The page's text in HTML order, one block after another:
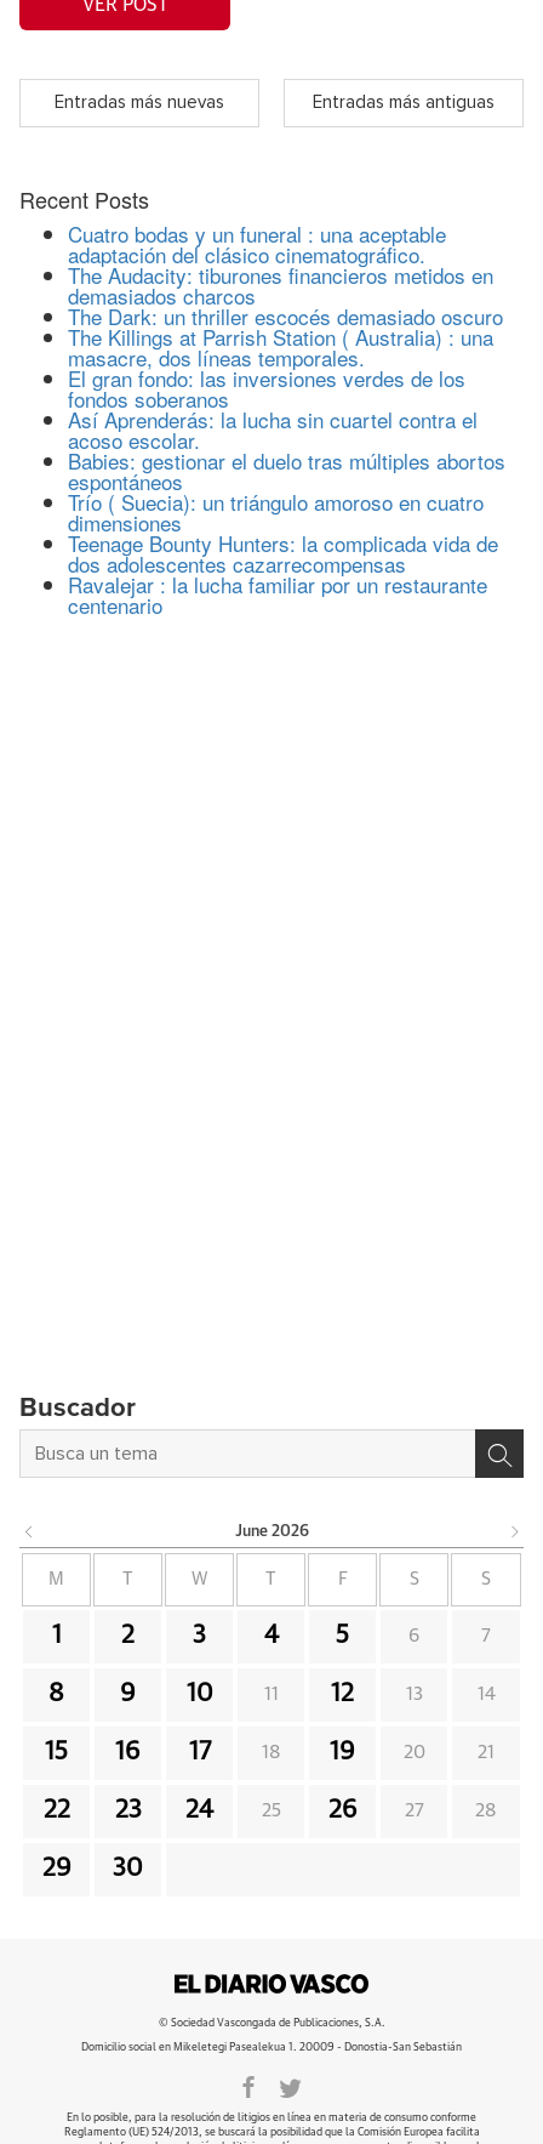
VER POST
Entradas más nuevas Entradas más antiguas
Recent Posts
Cuatro bodas y un funeral : una aceptable
adaptación del clásico cinematográfico.
The Audacity: tiburones financieros metidos en
demasiados charcos
The Dark: un thriller escocés demasiado oscuro
The Killings at Parrish Station ( Australia) : una
masacre, dos líneas temporales.
El gran fondo: las inversiones verdes de los
fondos soberanos
Así Aprenderás: la lucha sin cuartel contra el
acoso escolar.
Babies: gestionar el duelo tras múltiples abortos
espontáneos
Trío ( Suecia): un triángulo amoroso en cuatro
dimensiones
Teenage Bounty Hunters: la complicada vida de
dos adolescentes cazarrecompensas
Ravalejar : la lucha familiar por un restaurante
centenario
Buscador
June 2026
M W F S S
1 2 3 4 5 6 7
8 9 10 11 12 13 14
15 16 17 18 19 20 21
22 23 24 25 26 27 28
29 30
© Sociedad Vascongada de Publicaciones, S.A.
Domicilio social en Mikeletegi Pasealekua 1. 20009 - Donostia-San Sebastián
En lo posible, para la resolución de litigios en línea en materia de consumo conforme
Reglamento (UE) 524/2013, se buscará la posibilidad que la Comisión Europea facilita